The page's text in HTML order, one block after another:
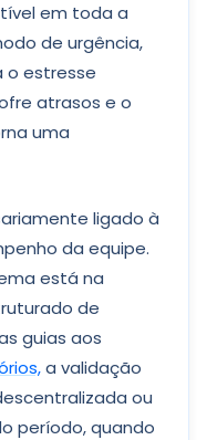
em toda a
de urgência,
o estresse
atrasos e o
uma
ligado à
da equipe.
está na
de
guias aos
a validação
ou
período, quando